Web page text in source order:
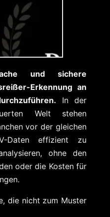
und sichere
Erkennung an
In der
Welt stehen
vor der gleichen
Daten effizient zu
ohne den
oder die Kosten für
die nicht zum Muster